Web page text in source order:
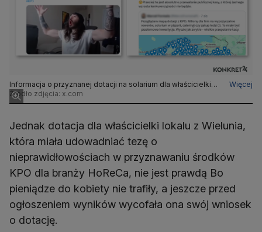
Informacja o przyznanej dotacji na solarium dla właścicielki
pizzerii szybko obiegła media społecznościowe
Więcej
Źródło zdjęcia: x.com
Jednak dotacja dla właścicielki lokalu z Wielunia,
która miała udowadniać tezę o
nieprawidłowościach w przyznawaniu środków
KPO dla branży HoReCa, nie jest prawdą Bo
pieniądze do kobiety nie trafiły, a jeszcze przed
ogłoszeniem wyników wycofała ona swój wniosek
o dotację.